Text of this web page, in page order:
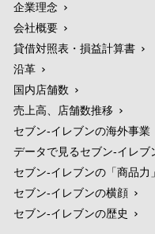
企業理念
会社概要
貸借対照表・損益計算書
沿革
国内店舗数
売上高、店舗数推移
セブン‐イレブンの海外事業
データで見るセブン‐イレブ
セブン‐イレブンの「商品力」
セブン-イレブンの横顔
セブン-イレブンの歴史